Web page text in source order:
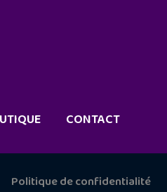
CONTACT
Politique de confidentialité